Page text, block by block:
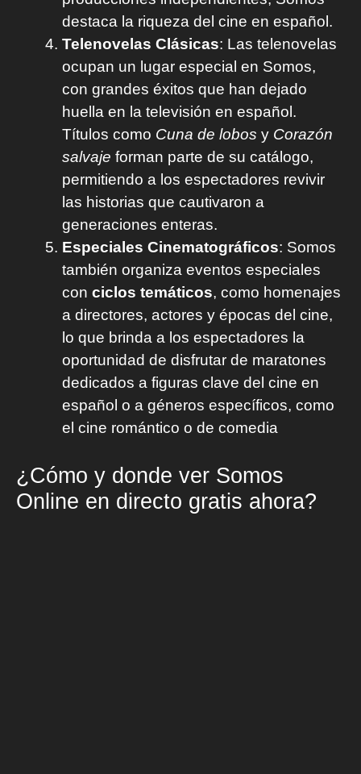
destaca la riqueza del cine en español.
Telenovelas Clásicas: Las telenovelas
ocupan un lugar especial en Somos,
con grandes éxitos que han dejado
huella en la televisión en español.
Títulos como Cuna de lobos y Corazón
salvaje forman parte de su catálogo,
permitiendo a los espectadores revivir
las historias que cautivaron a
generaciones enteras.
Especiales Cinematográficos: Somos
también organiza eventos especiales
con ciclos temáticos, como homenajes
a directores, actores y épocas del cine,
lo que brinda a los espectadores la
oportunidad de disfrutar de maratones
dedicados a figuras clave del cine en
español o a géneros específicos, como
el cine romántico o de comedia
¿Cómo y donde ver Somos
Online en directo gratis ahora?